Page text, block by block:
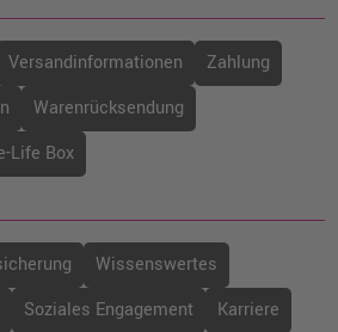
Versandinformationen
Zahlung
Warenrücksendung
Life Box
Wissenswertes
Soziales Engagement
Karriere